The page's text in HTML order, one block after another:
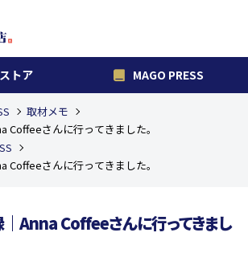
トア MAGO PRESS
取材メモ
Coffeeさんに行ってきました。
Coffeeさんに行ってきました。
｜Anna Coffeeさんに行ってきまし